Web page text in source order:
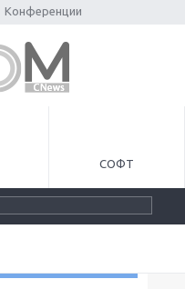
Конференции
СОФТ